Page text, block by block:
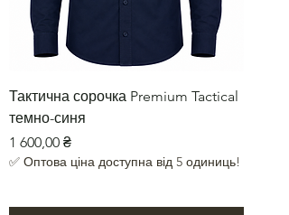
Тактична сорочка Premium Tactical
темно-синя
Ціна
1 600,00 ₴
✅ Оптова ціна доступна від 5 одиниць!